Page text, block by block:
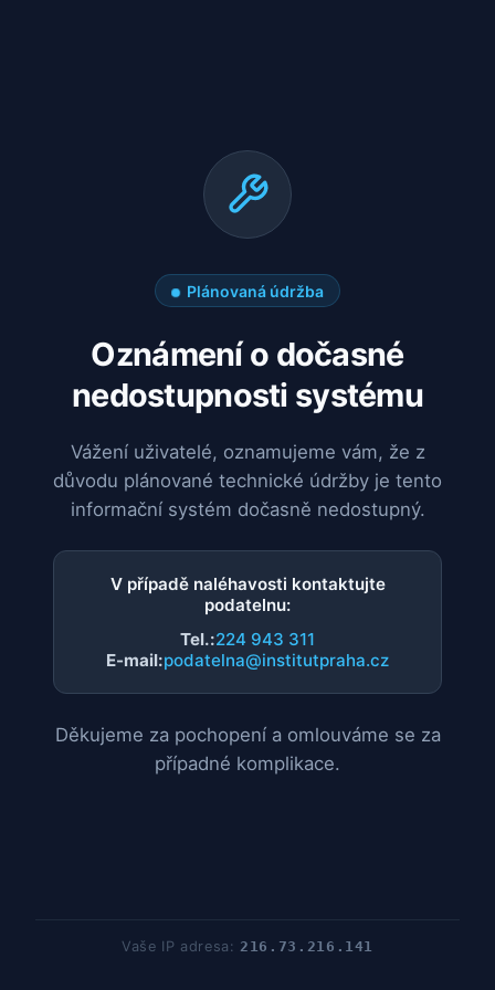
Plánovaná údržba
Oznámení o dočasné
nedostupnosti systému
Vážení uživatelé, oznamujeme vám, že z
důvodu plánované technické údržby je tento
informační systém dočasně nedostupný.
V případě naléhavosti kontaktujte
podatelnu:
Tel.:224 943 311
E-mail:podatelna@institutpraha.cz
Děkujeme za pochopení a omlouváme se za
případné komplikace.
Vaše IP adresa:216.73.216.141